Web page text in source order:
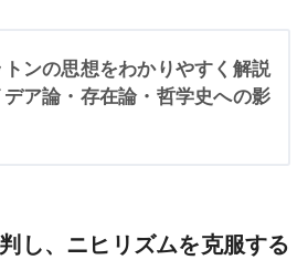
トンの思想をわかりやすく解説
デア論・存在論・哲学史への影
し、ニヒリズムを克服する